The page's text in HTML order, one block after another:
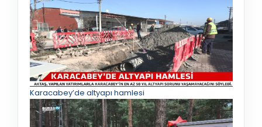
Karacabey’de altyapı hamlesi